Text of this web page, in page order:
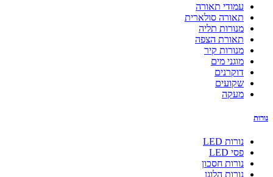
עמודי תאורה
תאורה סולארית
מנורות תליה
תאורת הצפה
מנורות קיר
מוגני מים
דוקרנים
שקועים
מעקה
נורות
נורות LED
פסי LED
נורות חסכון
נורות הלוגן